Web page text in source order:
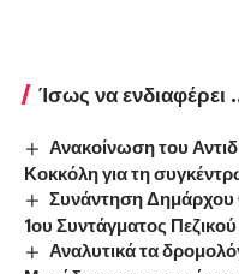
Ίσως να ενδιαφέρει
Ανακοίνωση του
Κοκκόλη για τη
Συνάντηση Δημάρχου
1ου Συντάγματος Πεζικού
Αναλυτικά τα